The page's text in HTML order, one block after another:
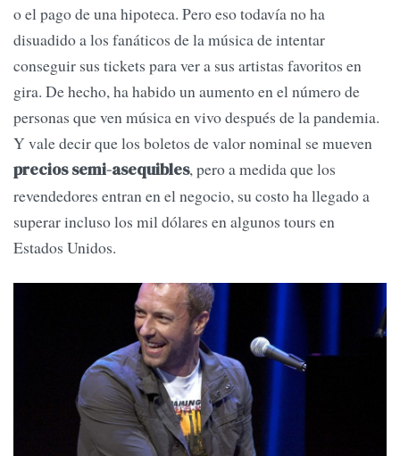
o el pago de una hipoteca. Pero eso todavía no ha
disuadido a los fanáticos de la música de intentar
conseguir sus tickets para ver a sus artistas favoritos en
gira. De hecho, ha habido un aumento en el número de
personas que ven música en vivo después de la pandemia.
Y vale decir que los boletos de valor nominal se mueven
precios semi-asequibles, pero a medida que los
revendedores entran en el negocio, su costo ha llegado a
superar incluso los mil dólares en algunos tours en
Estados Unidos.